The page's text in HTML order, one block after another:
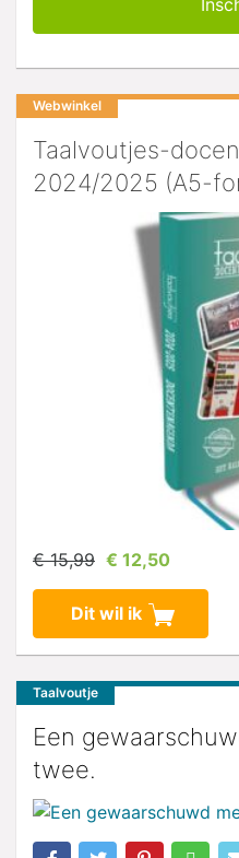
Webwinkel
Taalvoutjes-
2024/2025 (A5-
€ 15,99 € 12,50
Dit wil ik
Taalvoutje
Een
twee.